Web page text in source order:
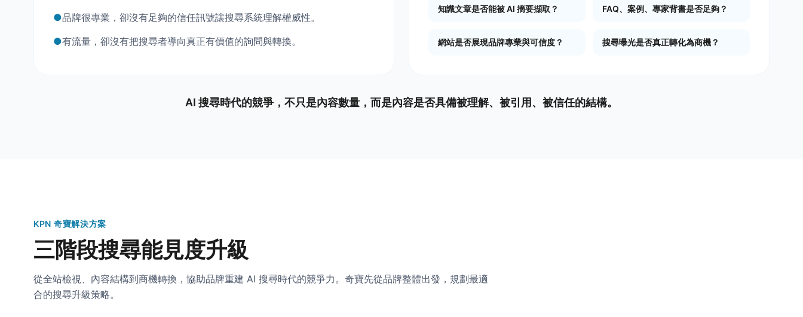
●品牌很專業，卻沒有足夠的信任訊號讓搜尋系統理解權威性。
●有流量，卻沒有把搜尋者導向真正有價值的詢問與轉換。
知識文章是否能被 AI 摘要擷取？ FAQ、案例、專家背書是否足夠？
網站是否展現品牌專業與可信度？ 搜尋曝光是否真正轉化為商機？
AI 搜尋時代的競爭，不只是內容數量，而是內容是否具備被理解、被引用、被信任的結構。
KPN 奇寶解決方案
三階段搜尋能見度升級
從全站檢視、內容結構到商機轉換，協助品牌重建 AI 搜尋時代的競爭力。奇寶先從品牌整體出發，規劃最適
合的搜尋升級策略。